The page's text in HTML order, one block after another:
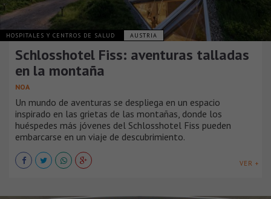
HOSPITALES Y CENTROS DE SALUD AUSTRIA
Schlosshotel Fiss: aventuras talladas
en la montaña
NOA
Un mundo de aventuras se despliega en un espacio
inspirado en las grietas de las montañas, donde los
huéspedes más jóvenes del Schlosshotel Fiss pueden
embarcarse en un viaje de descubrimiento.
VER +